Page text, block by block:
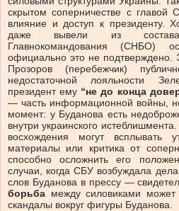
скрытом соперничестве с
влияние и доступ к президенту.
даже вывели из состава
Главнокомандования (СНБО)
официально это не подтверждено.
Прозоров (перебежчик)
недостаточной лояльности
президент ему “не до конца
— часть информационной войны,
момент: у Буданова есть
внутри украинского
восхождения могут всплывать
материалы или критика от
способно осложнить его
случаи, когда СБУ возбуждала
слов Буданова в прессу —
борьба между силовиками
скандалы вокруг фигуры Буданова.